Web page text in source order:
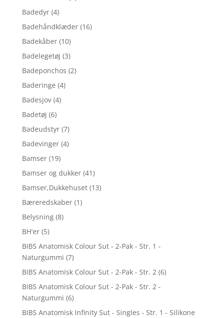
Badedyr (4)
Badehåndklæder (16)
Badekåber (10)
Badelegetøj (3)
Badeponchos (2)
Baderinge (4)
Badesjov (4)
Badetøj (6)
Badeudstyr (7)
Badevinger (4)
Bamser (19)
Bamser og dukker (41)
Bamser,Dukkehuset (13)
Bæreredskaber (1)
Belysning (8)
BH'er (5)
BIBS Anatomisk Colour Sut - 2-Pak - Str. 1 -
Naturgummi (7)
BIBS Anatomisk Colour Sut - 2-Pak - Str. 2 (6)
BIBS Anatomisk Colour Sut - 2-Pak - Str. 2 -
Naturgummi (6)
BIBS Anatomisk Infinity Sut - Singles - Str. 1 - Silikone